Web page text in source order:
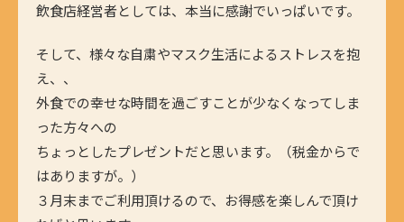
飲食店経営者としては、本当に感謝でいっぱいです。
そして、様々な自粛やマスク生活によるストレスを抱
え、、
外食での幸せな時間を過ごすことが少なくなってしま
った方々への
ちょっとしたプレゼントだと思います。（税金からで
はありますが。）
３月末までご利用頂けるので、お得感を楽しんで頂け